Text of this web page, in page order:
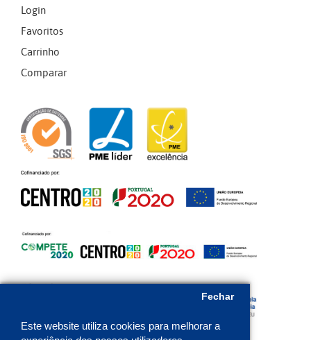
Este website utiliza cookies para melhorar a
Fechar
Login
Favoritos
Carrinho
Comparar